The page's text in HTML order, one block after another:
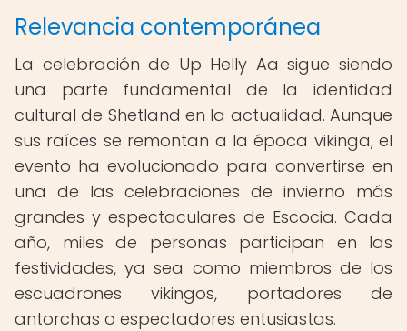
Relevancia contemporánea
La celebración de Up Helly Aa sigue siendo
una parte fundamental de la identidad
cultural de Shetland en la actualidad. Aunque
sus raíces se remontan a la época vikinga, el
evento ha evolucionado para convertirse en
una de las celebraciones de invierno más
grandes y espectaculares de Escocia. Cada
año, miles de personas participan en las
festividades, ya sea como miembros de los
escuadrones vikingos, portadores de
antorchas o espectadores entusiastas.